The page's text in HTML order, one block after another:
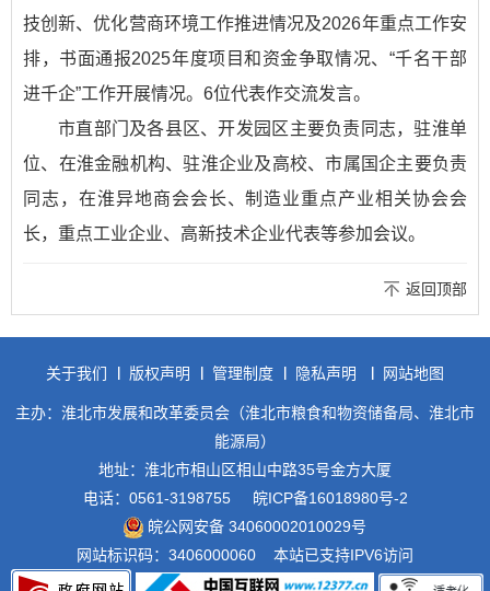
技创新、优化营商环境工作推进情况及2026年重点工作安
排，书面通报2025年度项目和资金争取情况、“千名干部
进千企”工作开展情况。6位代表作交流发言。
市直部门及各县区、开发园区主要负责同志，驻淮单
位、在淮金融机构、驻淮企业及高校、市属国企主要负责
同志，在淮异地商会会长、制造业重点产业相关协会会
长，重点工业企业、高新技术企业代表等参加会议。
返回顶部
关于我们 版权声明 管理制度 隐私声明 网站地图
主办：淮北市发展和改革委员会（淮北市粮食和物资储备局、淮北市
能源局）
地址：淮北市相山区相山中路35号金方大厦
电话：0561-3198755
皖ICP备16018980号-2
皖公网安备 34060002010029号
网站标识码：3406000060
本站已支持IPV6访问